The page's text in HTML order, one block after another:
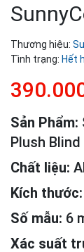
Thương hiệu:
Tình trạng: Hết
Sản Phẩm:
Plush Blind
Chất liệu:
Kích thước:
Số mẫu: 6
Xác suất